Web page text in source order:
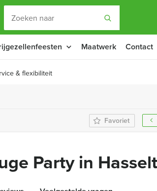
Maatwerk Contact
& flexibiliteit
Favoriet
Party in Hasselt